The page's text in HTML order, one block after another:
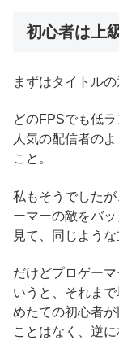
初心者は上
まずはタイトルの
どのFPSでも低
人気の配信者の
こと。
私もそうでした
ーマーの敵をバ
見て、同じよう
だけどプロゲー
いうと、それま
めたての初心者
ことはなく、逆